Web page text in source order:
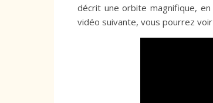
décrit une orbite magnifique,
vidéo suivante, vous pourrez